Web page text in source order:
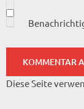
Diese Seite